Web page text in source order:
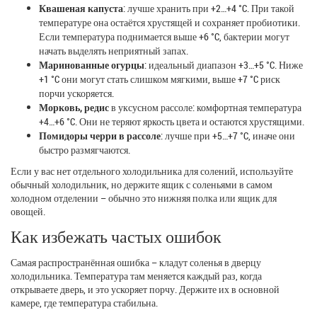
Квашеная капуста: лучше хранить при +2…+4 °C. При такой
температуре она остаётся хрустящей и сохраняет пробиотики.
Если температура поднимается выше +6 °C, бактерии могут
начать выделять неприятный запах.
Маринованные огурцы: идеальный диапазон +3…+5 °C. Ниже
+1 °C они могут стать слишком мягкими, выше +7 °C риск
порчи ускоряется.
Морковь, редисв уксусном рассоле: комфортная температура
+4…+6 °C. Они не теряют яркость цвета и остаются хрустящими.
Помидоры черри в рассоле: лучше при +5…+7 °C, иначе они
быстро размягчаются.
Если у вас нет отдельного холодильника для солений, используйте
обычный холодильник, но держите ящик с соленьями в самом
холодном отделении – обычно это нижняя полка или ящик для
овощей.
Как избежать частых ошибок
Самая распространённая ошибка – кладут соленья в дверцу
холодильника. Температура там меняется каждый раз, когда
открываете дверь, и это ускоряет порчу. Держите их в основной
камере, где температура стабильна.